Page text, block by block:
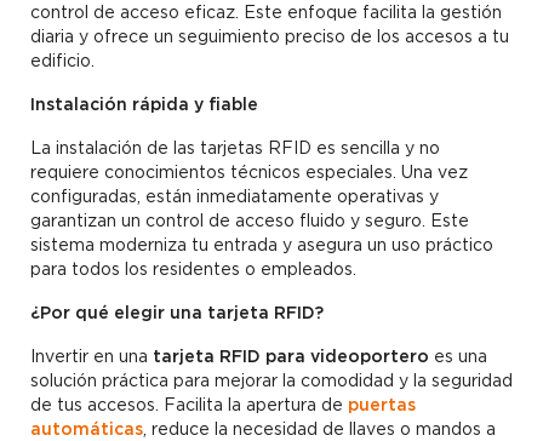
control de acceso eficaz. Este enfoque facilita la gestión
diaria y ofrece un seguimiento preciso de los accesos a tu
edificio.
Instalación rápida y fiable
La instalación de las tarjetas RFID es sencilla y no
requiere conocimientos técnicos especiales. Una vez
configuradas, están inmediatamente operativas y
garantizan un control de acceso fluido y seguro. Este
sistema moderniza tu entrada y asegura un uso práctico
para todos los residentes o empleados.
¿Por qué elegir una tarjeta RFID?
Invertir en una tarjeta RFID para videoportero es una
solución práctica para mejorar la comodidad y la seguridad
de tus accesos. Facilita la apertura de puertas
automáticas , reduce la necesidad de llaves o mandos a